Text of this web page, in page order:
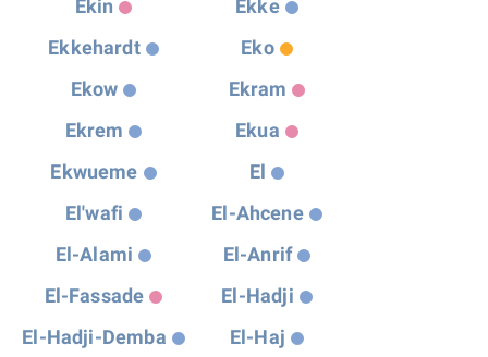
Ekin
Ekke
Ekkehardt
Eko
Ekow
Ekram
Ekrem
Ekua
Ekwueme
El
El'wafi
El-Ahcene
El-Alami
El-Anrif
El-Fassade
El-Hadji
El-Hadji-Demba
El-Haj